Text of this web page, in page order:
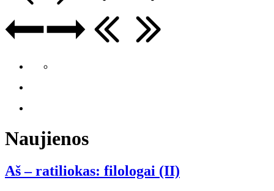
Naujienos
Aš – ratiliokas: filologai (II)